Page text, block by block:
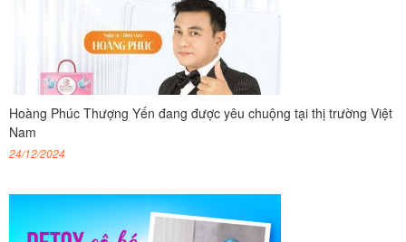
Hoàng Phúc Thượng Yến đang được yêu chuộng tại thị trường Việt
Nam
24/12/2024